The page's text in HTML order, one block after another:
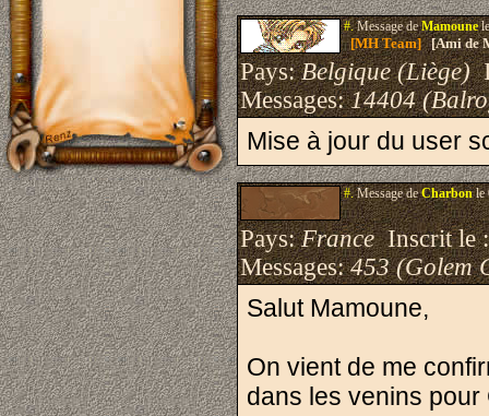
#.Message deMamoune
[MH Team][Ami de
Pays:Belgique (Liège)
Messages:14404
Mise à jour du user
#.Message deCharbonle
Pays:FranceInscrit le
Messages:453 (Golem
Salut Mamoune,
On vient de me
dans les venins